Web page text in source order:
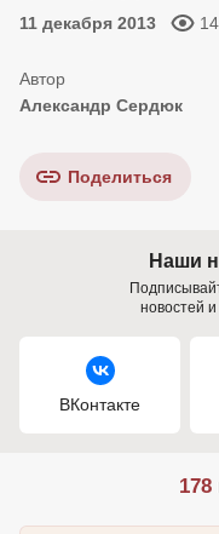
11 декабря 2013
Александр Сердюк
Поделиться
Наши
новостей
ВКонтакте
178